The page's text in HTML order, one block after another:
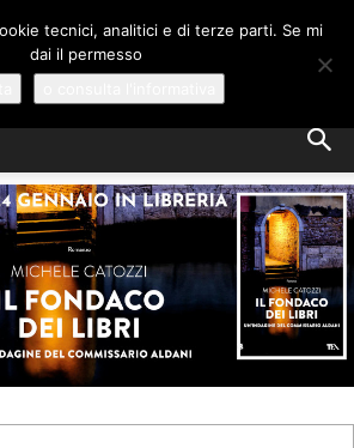
CATOZZI
MYSTERY, A VENEZIA
tecnici, analitici e di terze parti. Se mi
dai il permesso